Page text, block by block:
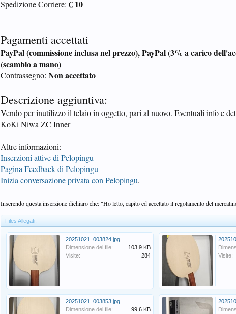
Spedizione Corriere:€ 10
Pagamenti accettati
PayPal (commissione inclusa nel prezzo), PayPal (3% a carico
(scambio a mano)
Contrassegno: Non accettato
Descrizione aggiuntiva:
Vendo per inutilizzo il telaio in oggetto, pari al nuovo. Eventuali info e
KoKi Niwa ZC Inner
Altre informazioni:
Inserzioni attive di Pelopingu
Pagina Feedback di Pelopingu
Inizia conversazione privata con Pelopingu.
Inserendo questa inserzione dichiaro che: "Ho letto, capito ed accettato il regolamento del
Files Allegati:
20251021_003824.jpg
Dimensione del file:
103,9 KB
Visite:
284
Visite:
20251021_003853.jpg
Dimensione del file:
99,6 KB